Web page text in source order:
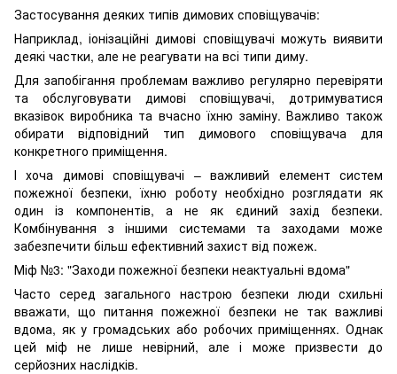
Застосування деяких типів димових сповіщувачів:
Наприклад, іонізаційні димові сповіщувачі можуть виявити
деякі частки, але не реагувати на всі типи диму.
Для запобігання проблемам важливо регулярно перевіряти
та обслуговувати димові сповіщувачі, дотримуватися
вказівок виробника та вчасно їхню заміну. Важливо також
обирати відповідний тип димового сповіщувача для
конкретного приміщення.
І хоча димові сповіщувачі – важливий елемент систем
пожежної безпеки, їхню роботу необхідно розглядати як
один із компонентів, а не як єдиний захід безпеки.
Комбінування з іншими системами та заходами може
забезпечити більш ефективний захист від пожеж.
Міф №3: "Заходи пожежної безпеки неактуальні вдома"
Часто серед загального настрою безпеки люди схильні
вважати, що питання пожежної безпеки не так важливі
вдома, як у громадських або робочих приміщеннях. Однак
цей міф не лише невірний, але і може призвести до
серйозних наслідків.